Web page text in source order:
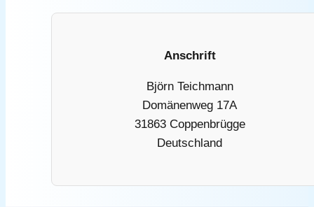
Anschrift
Björn Teichmann
Domänenweg 17A
31863 Coppenbrügge
Deutschland